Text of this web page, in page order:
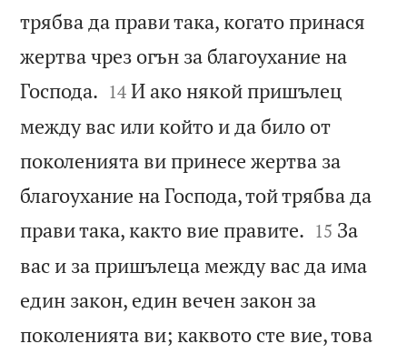
трябва да прави така, когато принася
жертва чрез огън за благоухание на
Господа. 

14 И ако някой пришълец
между вас или който и да било от
поколенията ви принесе жертва за
благоухание на Господа, той трябва да
прави така, както вие правите. 

15 За
вас и за пришълеца между вас да има
един закон, един вечен закон за
поколенията ви; каквото сте вие, това